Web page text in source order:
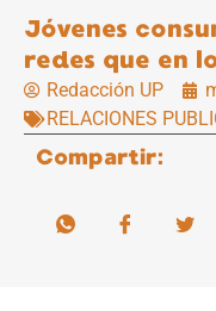
Jóvenes
redes que en
Redacción UP
RELACIONES
Compartir: